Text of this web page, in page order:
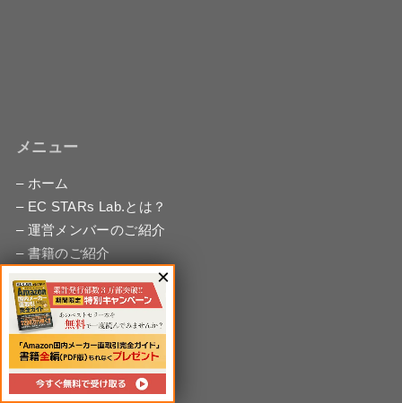
メニュー
– ホーム
– EC STARs Lab.とは？
– 運営メンバーのご紹介
– 書籍のご紹介
– 特典配布
– コンサル受講生の声
– 無料相談
– お問い合わせ
– サイトマップ